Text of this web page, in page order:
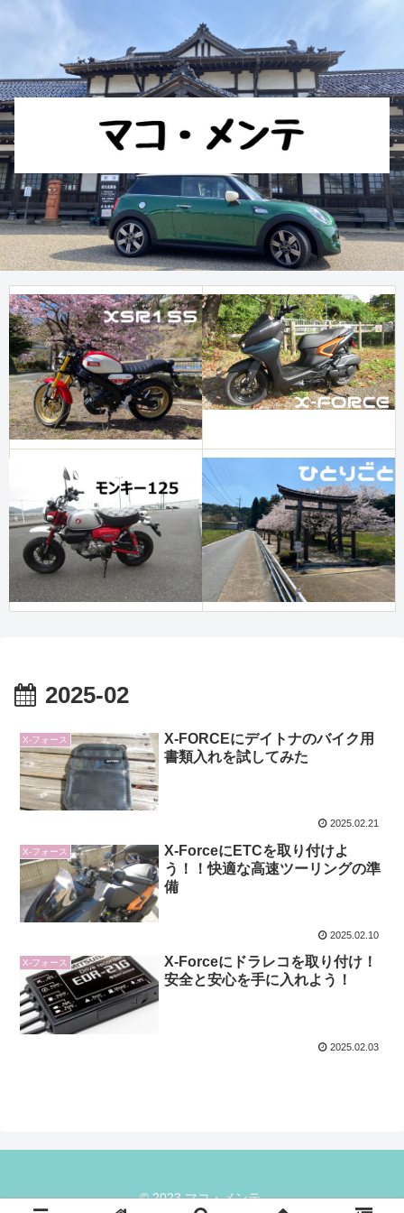
2025-02
X-フォース
X-FORCEにデイトナのバイク用
書類入れを試してみた
2025.02.21
X-フォース
X-ForceにETCを取り付けよ
う！！快適な高速ツーリングの準
備
2025.02.10
X-フォース
X-Forceにドラレコを取り付け！
安全と安心を手に入れよう！
2025.02.03
© 2023 マコ・メンテ.